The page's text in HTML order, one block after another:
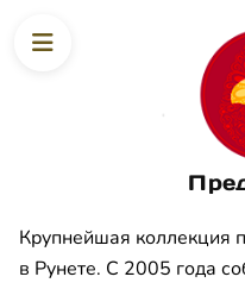
Крупнейшая коллекция
в Рунете. С 2005 года